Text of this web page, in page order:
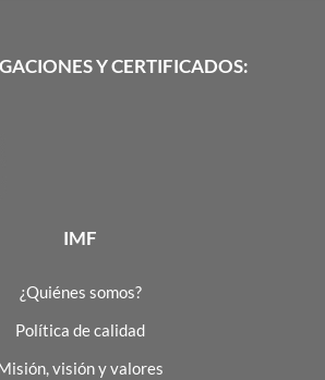
Y CERTIFICADOS:
IMF
¿Quiénes somos?
Política de calidad
visión y valores